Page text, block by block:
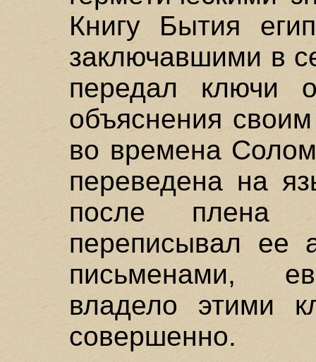
Книгу Бытия
заключавшими в
передал ключи
объяснения
во времена
переведена на
после плена
переписывал ее
письменами,
владело этими
совершенно.